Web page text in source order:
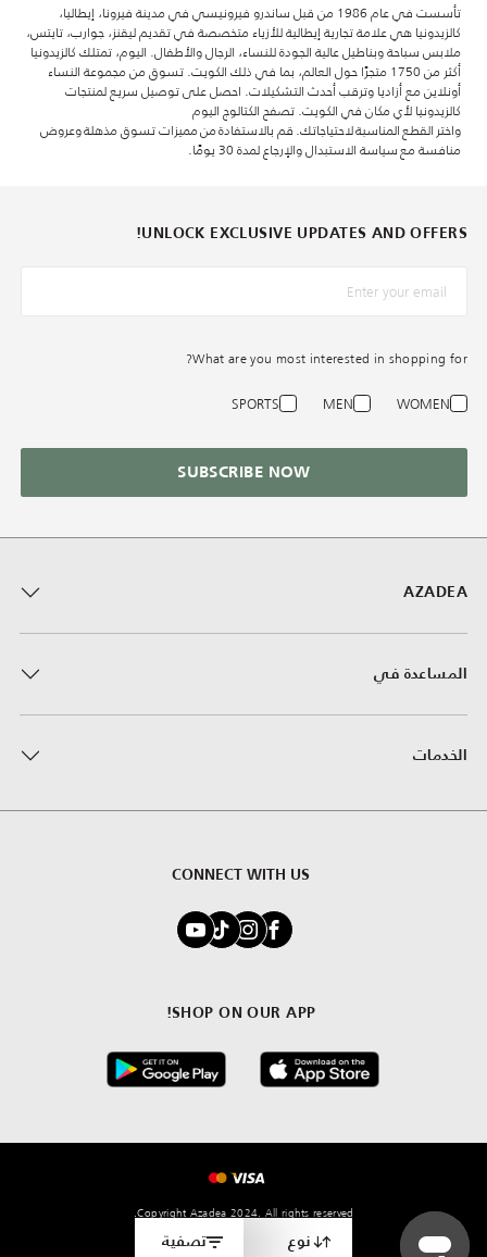
نوع تصفية
تأسست في عام 1986 من قبل ساندرو فيرونيسي في مدينة فيرونا، إيطاليا،
كالزيدونيا هي علامة تجارية إيطالية للأزياء متخصصة في تقديم ليقنز، جوارب، تايتس،
ملابس سباحة وبناطيل عالية الجودة للنساء، الرجال والأطفال. اليوم، تمتلك كالزيدونيا
أكثر من 1750 متجرًا حول العالم، بما في ذلك الكويت. تسوق من مجموعة النساء
أونلاين مع أزاديا وترقب أحدث التشكيلات. احصل على توصيل سريع لمنتجات
كالزيدونيا لأي مكان في الكويت. تصفح الكتالوج اليوم
واختر القطع المناسبة لاحتياجاتك. قم بالاستفادة من مميزات تسوق مذهلة وعروض
منافسة مع سياسة الاستبدال والإرجاع لمدة 30 يومًا.
AZADEA
المساعدة في
الخدمات
CONNECT WITH US
SHOP ON OUR APP!
UNLOCK EXCLUSIVE UPDATES AND OFFERS!
What are you most interested in shopping for?
WOMEN
MEN
SPORTS
SUBSCRIBE NOW
Copyright Azadea 2024. All rights reserved.